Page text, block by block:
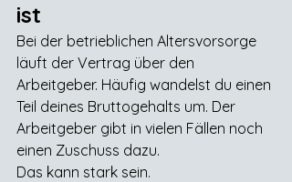
ist
Bei der betrieblichen Altersvorsorge
läuft der Vertrag über den
Arbeitgeber. Häufig wandelst du einen
Teil deines Bruttogehalts um. Der
Arbeitgeber gibt in vielen Fällen noch
einen Zuschuss dazu.
Das kann stark sein.